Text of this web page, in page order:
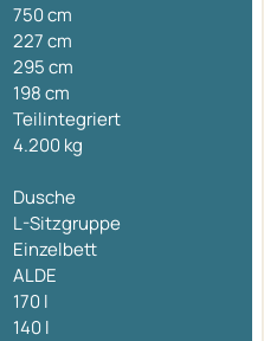
750 cm
227 cm
295 cm
198 cm
Teilintegriert
4.200 kg
Dusche
L-Sitzgruppe
Einzelbett
ALDE
170 l
140 l